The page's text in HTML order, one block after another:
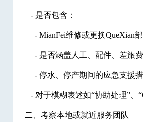
- 是否包含：
- MianFei维修或更换QueXian部
- 是否涵盖人工、配件、差旅费
- 停水、停产期间的应急支援措
- 对于模糊表述如“协助处理”、
二、考察本地或就近服务团队